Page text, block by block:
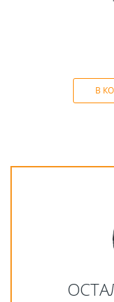
В